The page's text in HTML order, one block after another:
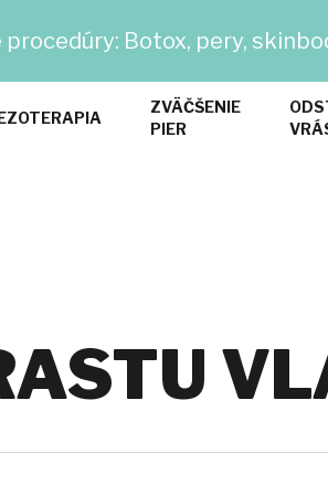
ZVÄČŠENIE
PIER
procedúry: Botox, pery,